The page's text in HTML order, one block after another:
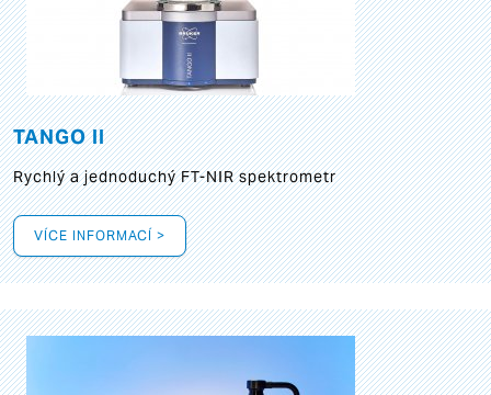
TANGO II
Rychlý a jednoduchý FT-NIR spektrometr
VÍCE INFORMACÍ >